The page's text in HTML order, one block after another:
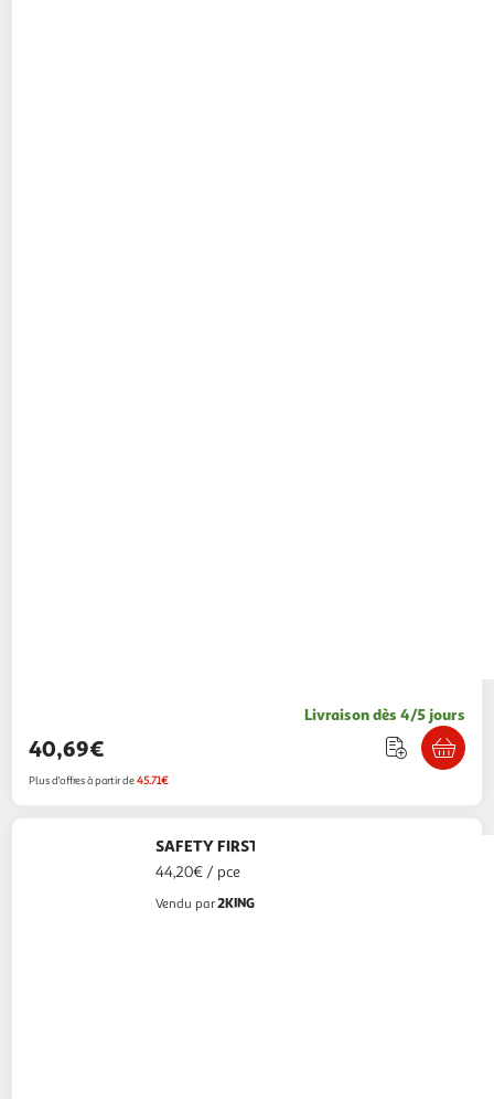
Livraison dès 4/5 jours
40,69€
Plus d'offres à partir de45.71€
SAFETY FIRST
44,20€ / pce
Vendu par2KINGS